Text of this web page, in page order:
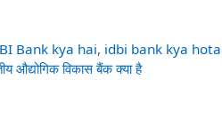
Bank kya hai, idbi bank kya
औद्योगिक विकास बैंक क्या है